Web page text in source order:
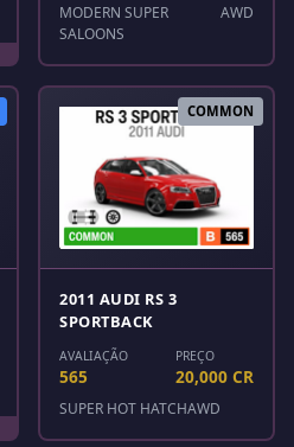
MODERN SUPER
SALOONS
AWD
COMMON
2011 AUDI RS 3
SPORTBACK
AVALIAÇÃO
565
PREÇO
20,000 CR
SUPER HOT HATCHAWD